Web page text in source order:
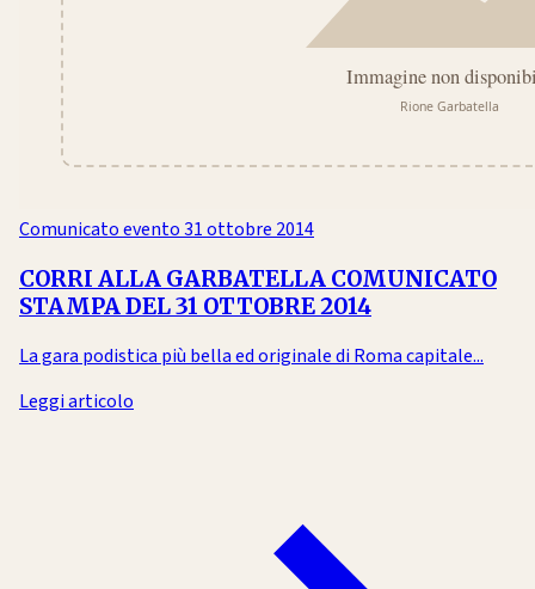
Comunicato evento31 ottobre 2014
CORRI ALLA GARBATELLA COMUNICATO
STAMPA DEL 31 OTTOBRE 2014
La gara podistica più bella ed originale di Roma capitale...
Leggi articolo